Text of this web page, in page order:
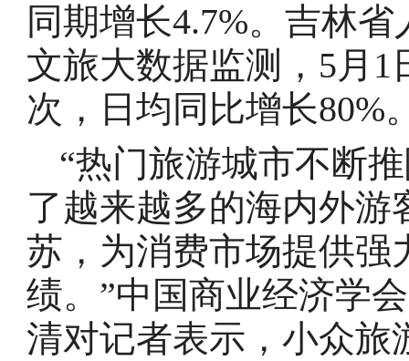
同期增长4.7%。吉林
文旅大数据监测，5月1
次，日均同比增长80%
“热门旅游城市不断
了越来越多的海内外
苏，为消费市场提供强
绩。”中国商业经济学
清对记者表示，小众旅